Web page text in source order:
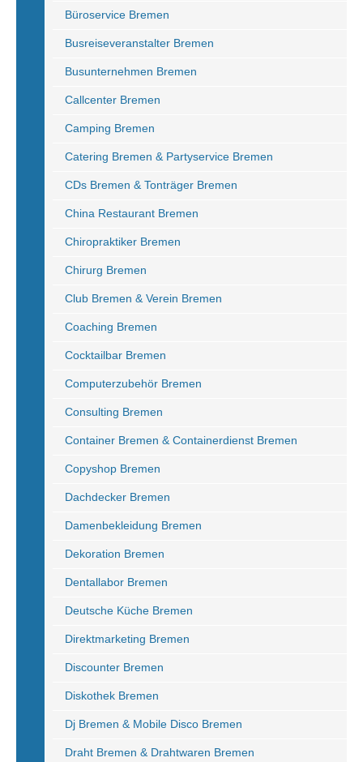
Büroservice Bremen
Busreiseveranstalter Bremen
Busunternehmen Bremen
Callcenter Bremen
Camping Bremen
Catering Bremen & Partyservice Bremen
CDs Bremen & Tonträger Bremen
China Restaurant Bremen
Chiropraktiker Bremen
Chirurg Bremen
Club Bremen & Verein Bremen
Coaching Bremen
Cocktailbar Bremen
Computerzubehör Bremen
Consulting Bremen
Container Bremen & Containerdienst Bremen
Copyshop Bremen
Dachdecker Bremen
Damenbekleidung Bremen
Dekoration Bremen
Dentallabor Bremen
Deutsche Küche Bremen
Direktmarketing Bremen
Discounter Bremen
Diskothek Bremen
Dj Bremen & Mobile Disco Bremen
Draht Bremen & Drahtwaren Bremen